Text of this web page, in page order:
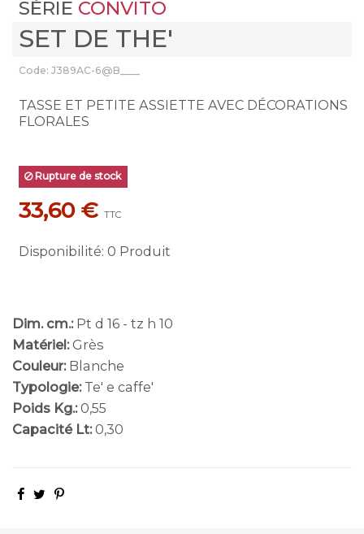
SÉRIE CONVITO
SET DE THE'
Code: J389AC-6@B____
TASSE ET PETITE ASSIETTE AVEC DÉCORATIONS
FLORALES
Rupture de stock
33,60 € TTC
Disponibilité: 0 Produit
Dim. cm.: Pt d 16 - tz h 10
Matériel: Grès
Couleur: Blanche
Typologie: Te' e caffe'
Poids Kg.: 0,55
Capacité Lt: 0,30